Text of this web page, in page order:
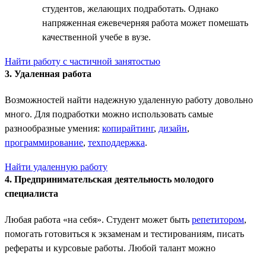
студентов, желающих подработать. Однако
напряженная ежевечерняя работа может помешать
качественной учебе в вузе.
Найти работу с частичной занятостью
3. Удаленная работа
Возможностей найти надежную удаленную работу довольно
много. Для подработки можно использовать самые
разнообразные умения: копирайтинг, дизайн,
программирование, техподдержка.
Найти удаленную работу
4. Предпринимательская деятельность молодого
специалиста
Любая работа «на себя». Студент может быть репетитором,
помогать готовиться к экзаменам и тестированиям, писать
рефераты и курсовые работы. Любой талант можно